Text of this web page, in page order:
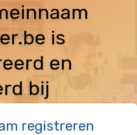
is
en
bij
registreren